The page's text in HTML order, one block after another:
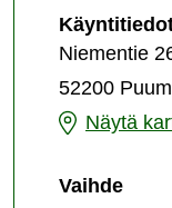
Niementie
52200
Näytä
Puumalan
ja
Vaihde